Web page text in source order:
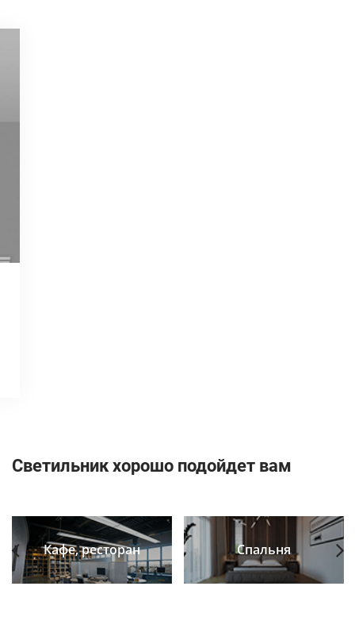
Светильник хорошо подойдет вам
Previous
Кафе, ресторан Спальня